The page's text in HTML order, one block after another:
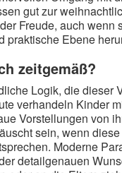
gut zur
Freude, auch wenn
praktische Ebene
zeitgemäß?
Logik, die dieser
verhandeln Kinder
Vorstellungen von
sein, wenn
Moderne
detailgenauen